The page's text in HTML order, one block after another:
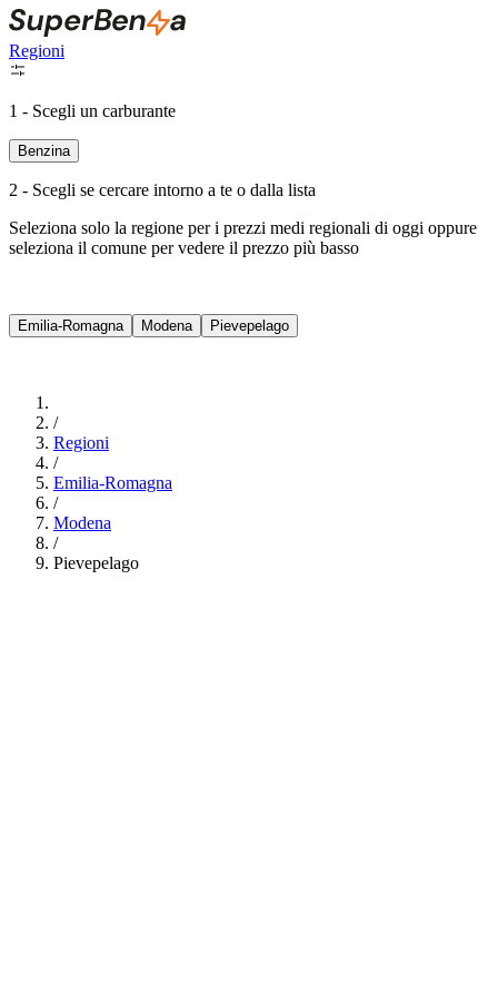
Regioni
1 - Scegli un carburante
Benzina
2 - Scegli se cercare intorno a te o dalla lista
Seleziona solo la regione per i prezzi medi regionali di oggi oppure
seleziona il comune per vedere il prezzo più basso
Emilia-Romagna Modena Pievepelago
/
Regioni
/
Emilia-Romagna
/
Modena
/
Pievepelago